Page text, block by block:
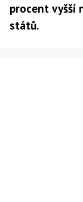
procent vyšší
států.